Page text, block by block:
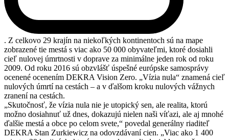
. Z celkovo 29 krajín na niekoľkých kontinentoch sú na mape
zobrazené tie mestá s viac ako 50 000 obyvateľmi, ktoré dosiahli
cieľ nulovej úmrtnosti v doprave za minimálne jeden rok od roku
2009. Od roku 2016 sú obzvlášť úspešné európske samosprávy
ocenené ocenením DEKRA Vision Zero. „Vízia nula“ znamená cieľ
nulových úmrtí na cestách – a v ďalšom kroku nulových vážnych
zranení na cestách.
„Skutočnosť, že vízia nula nie je utopický sen, ale realita, ktorú
možno dosiahnuť už dnes, dokazujú nielen naši víťazi, ale aj mnohé
ďalšie mestá a obce po celom svete,“ povedal generálny riaditeľ
DEKRA Stan Zurkiewicz na odovzdávaní cien. „Viac ako 1 400